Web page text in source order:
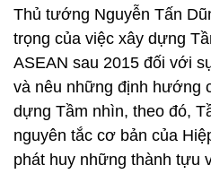
Thủ tướng Nguyễn Tấn
trọng của việc xây dựng
ASEAN sau 2015 đối với
và nêu những định hướng
dựng Tầm nhìn, theo đó,
nguyên tắc cơ bản của
phát huy những thành tựu